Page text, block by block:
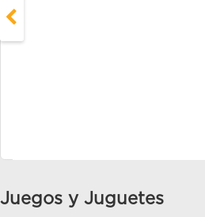
Juegos y Juguetes